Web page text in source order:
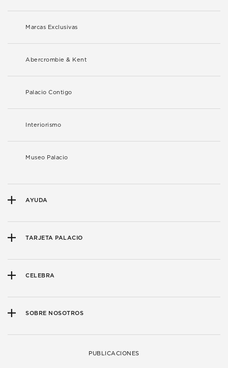
Marcas Exclusivas
Abercrombie & Kent
Palacio Contigo
Interiorismo
Museo Palacio
AYUDA
TARJETA PALACIO
CELEBRA
SOBRE NOSOTROS
PUBLICACIONES